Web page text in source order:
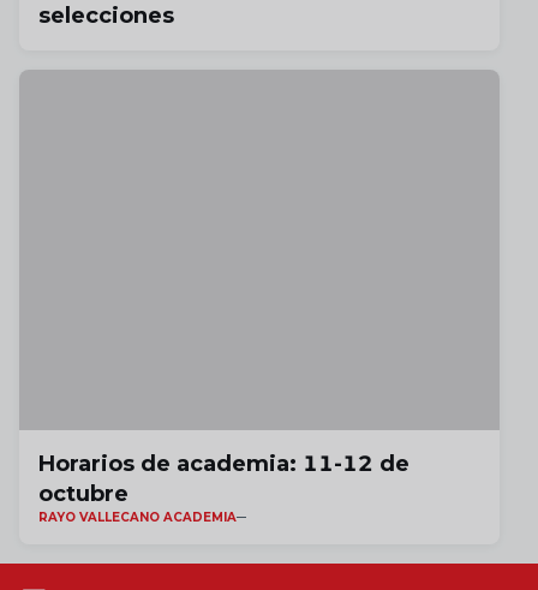
selecciones
Horarios de academia: 11-12 de
octubre
RAYO VALLECANO ACADEMIA